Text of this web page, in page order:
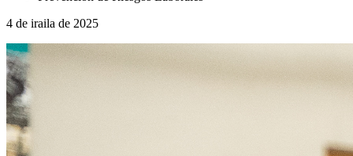
4 de iraila de 2025